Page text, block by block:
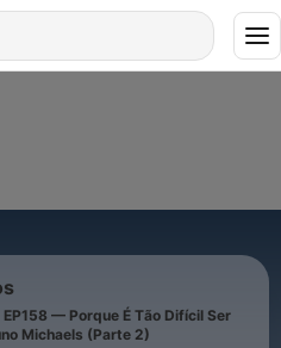
EP158 — Porque É Tão Difícil Ser
Michaels (Parte 2)